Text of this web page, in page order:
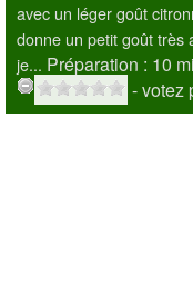
avec un léger goût
donne un petit goût très
je... Préparation : 10
- votez